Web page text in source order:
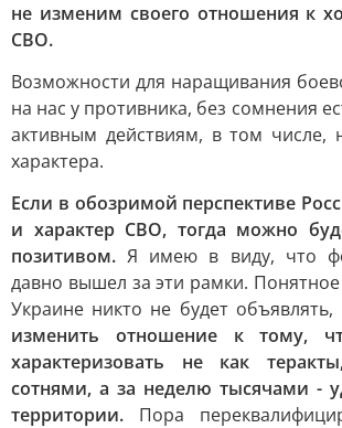
не изменим своего отношения к
СВО.
Возможности для наращивания
на нас у противника, без сомнения
активным действиям, в том числе,
характера.
Если в обозримой перспективе
и характер СВО, тогда можно
позитивом. Я имею в виду, что
давно вышел за эти рамки.
Украине никто не будет объявлять,
изменить отношение к тому,
характеризовать не как
сотнями, а за неделю тысячами -
территории. Пора